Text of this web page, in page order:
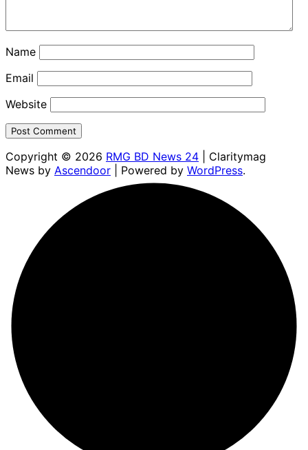
Name
Email
Website
Copyright © 2026 RMG BD News 24 | Claritymag
News by Ascendoor | Powered by WordPress.